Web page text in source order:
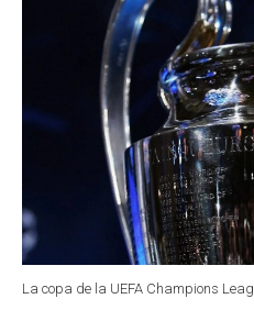
La copa de la UEFA Champions